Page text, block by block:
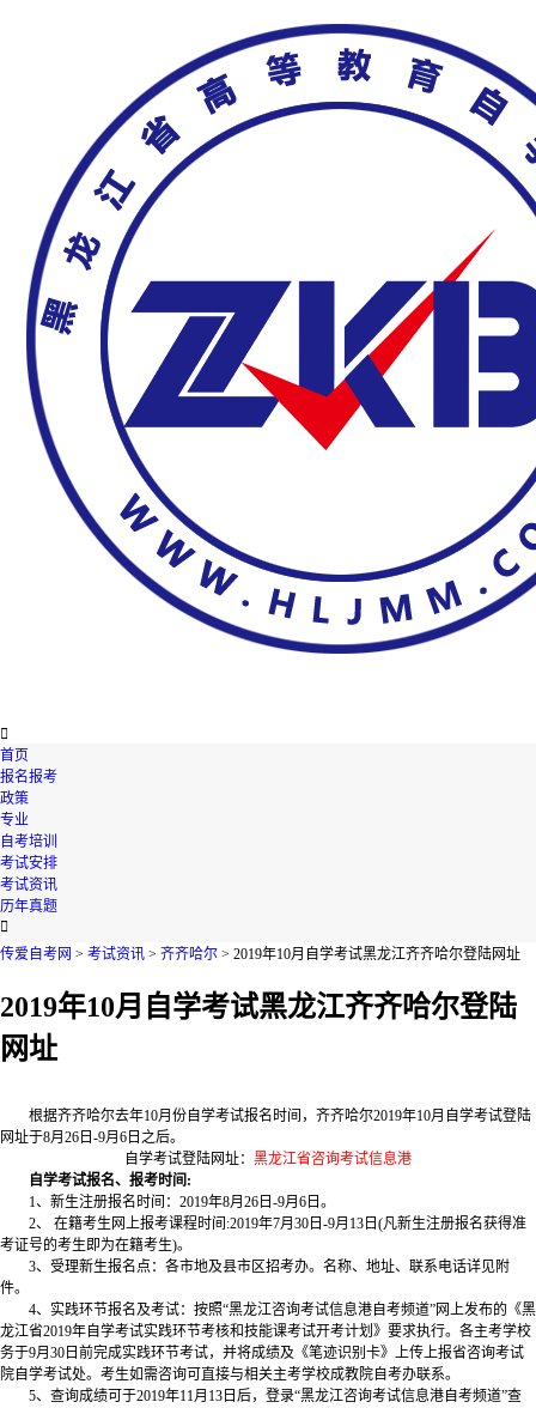

首页
报名报考
政策
专业
自考培训
考试安排
考试资讯
历年真题

传爱自考网 > 考试资讯 > 齐齐哈尔 > 2019年10月自学考试黑龙江齐齐哈尔登陆网址
2019年10月自学考试黑龙江齐齐哈尔登陆
网址
根据齐齐哈尔去年10月份自学考试报名时间，齐齐哈尔2019年10月自学考试登陆
网址于8月26日-9月6日之后。
自学考试登陆网址： 黑龙江省咨询考试信息港
自学考试报名、报考时间:
1、新生注册报名时间：2019年8月26日-9月6日。
2、 在籍考生网上报考课程时间:2019年7月30日-9月13日(凡新生注册报名获得准
考证号的考生即为在籍考生)。
3、受理新生报名点：各市地及县市区招考办。名称、地址、联系电话详见附
件。
4、实践环节报名及考试：按照“黑龙江咨询考试信息港自考频道”网上发布的《黑
龙江省2019年自学考试实践环节考核和技能课考试开考计划》要求执行。各主考学校
务于9月30日前完成实践环节考试，并将成绩及《笔迹识别卡》上传上报省咨询考试
院自学考试处。考生如需咨询可直接与相关主考学校成教院自考办联系。
5、查询成绩可于2019年11月13日后，登录“黑龙江咨询考试信息港自考频道”查